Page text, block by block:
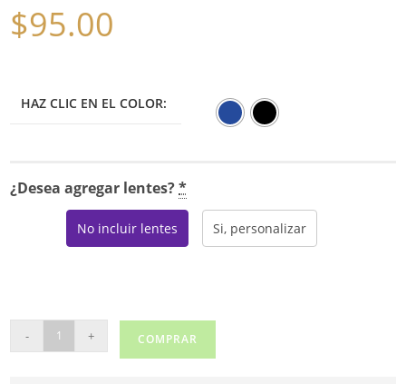
$95.00
HAZ CLIC EN EL COLOR:
¿Desea agregar lentes?*
No incluir lentes Si, personalizar
SERAFINA
DOLCE
- + COMPRAR